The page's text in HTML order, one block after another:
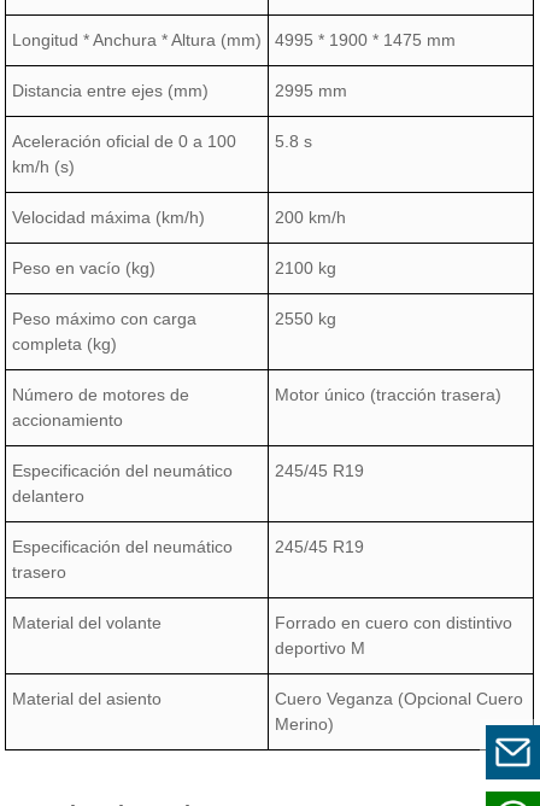
Longitud * Anchura * Altura (mm) 4995 * 1900 * 1475 mm
Distancia entre ejes (mm) 2995 mm
Aceleración oficial de 0 a 100
km/h (s)
5.8 s
Velocidad máxima (km/h) 200 km/h
Peso en vacío (kg) 2100 kg
Peso máximo con carga
completa (kg)
2550 kg
Número de motores de
accionamiento
Motor único (tracción trasera)
Especificación del neumático
delantero
245/45 R19
Especificación del neumático
trasero
245/45 R19
Material del volante
Forrado en cuero con distintivo
deportivo M
Material del asiento
Cuero Veganza (Opcional Cuero
Merino)